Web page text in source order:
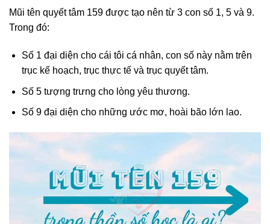
Mũi tên quyết tâm 159 được tạo nên từ 3 con số 1, 5 và 9.
Trong đó:
Số 1 đại diện cho cái tôi cá nhân, con số này nằm trên
trục kế hoạch, trục thực tế và trục quyết tâm.
Số 5 tượng trưng cho lòng yêu thương.
Số 9 đại diện cho những ước mơ, hoài bão lớn lao.